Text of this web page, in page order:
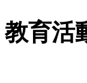
教育活
情